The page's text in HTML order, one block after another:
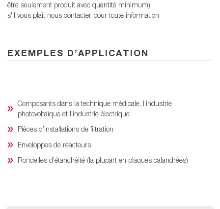
être seulement produit avec quantité minimum)
s'il vous plaît nous contacter pour toute information
EXEMPLES D’APPLICATION
Composants dans la technique médicale, l’industrie
photovoltaïque et l’industrie électrique
Pièces d’installations de filtration
Enveloppes de réacteurs
Rondelles d’étanchéité (la plupart en plaques calandrées)